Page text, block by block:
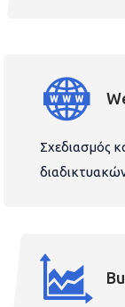
Σχεδιασμός